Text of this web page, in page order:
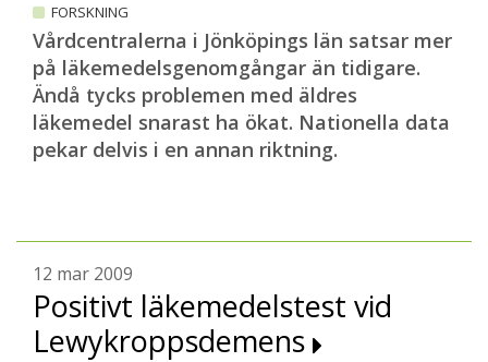
FORSKNING
Vårdcentralerna i Jönköpings län satsar mer
på läkemedelsgenomgångar än tidigare.
Ändå tycks problemen med äldres
läkemedel snarast ha ökat. Nationella data
pekar delvis i en annan riktning.
12 mar 2009
Positivt läkemedelstest vid
Lewykroppsdemens